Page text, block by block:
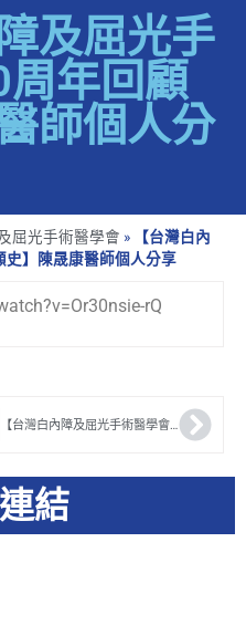
及屈光手
年回顧
師個人分
屈光手術醫學會 »
【台灣白內
史】陳晟康醫師個人分享
rQ
【台灣白內障及屈光手術醫學會 20周年回顧史】林浤裕醫師個人分享
結